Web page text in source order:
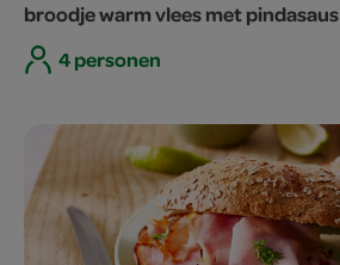
broodje warm vlees met pindasaus
4 personen